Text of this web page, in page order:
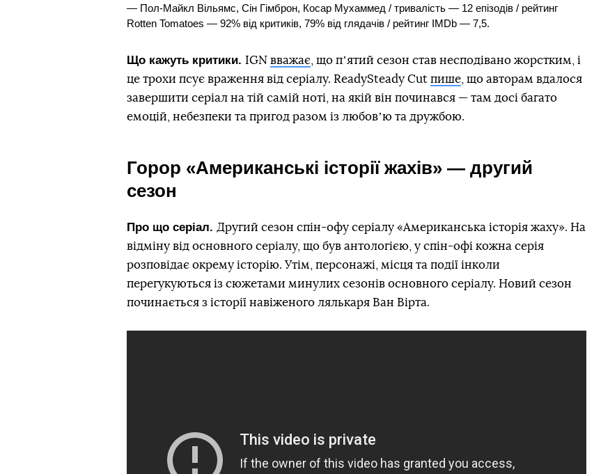
— Пол-Майкл Вільямс, Сін Гімброн, Косар Мухаммед / тривалість — 12 епізодів / рейтинг
Rotten Tomatoes — 92% від критиків, 79% від глядачів / рейтинг IMDb — 7,5.
Що кажуть критики. IGN вважає , що пʼятий сезон став несподівано жорстким, і
це трохи псує враження від серіалу. ReadySteady Cut пише , що авторам вдалося
завершити серіал на тій самій ноті, на якій він починався — там досі багато
емоцій, небезпеки та пригод разом із любовʼю та дружбою.
Горор «Американські історії жахів» — другий
сезон
Про що серіал. Другий сезон спін-офу серіалу «Американська історія жаху». На
відміну від основного серіалу, що був антологією, у спін-офі кожна серія
розповідає окрему історію. Утім, персонажі, місця та події інколи
перегукуються із сюжетами минулих сезонів основного серіалу. Новий сезон
починається з історії навіженого лялькаря Ван Вірта.